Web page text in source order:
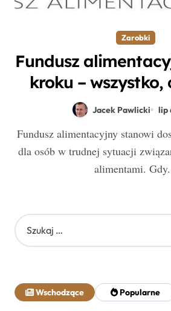
Zarobki
Fundusz
kroku – wszystko,
wiedzieć, by
Jacek Pawlicki lip
Fundusz alimentacyjny stanowi doskonałą alternatywę
dla osób w trudnej sytuacji
alimentami.
S
z
j
:
Wschodzące Popularne